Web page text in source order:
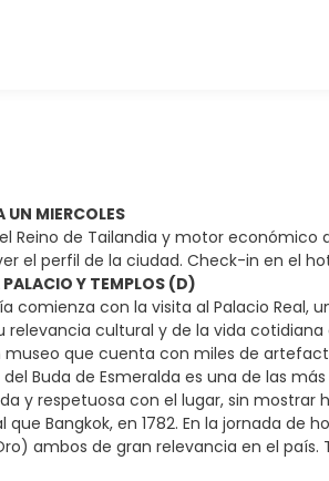
MIERCOLES
Reino de Tailandia y motor
el perfil de la ciudad. Check-in en el
Y TEMPLOS (D)
comienza con la visita al Palacio Real,
relevancia cultural y de la vida
que cuenta con miles de
del Buda de Esmeralda es una de las
y respetuosa con el lugar, sin mostrar
Bangkok, en 1782. En la jornada
ambos de gran relevancia en el